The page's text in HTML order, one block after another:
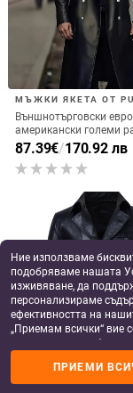
МЪЖКИ ЯКЕТА ОТ
Външнотърговски
американски големи
дълги кожени
двойно закопчаване,
средновековни
връхни дрехи за мъже,
87.39€/170.92 лв
МЪЖКИ ЯКЕТА ОТ
Ние използваме
подобряваме нашата
изживяване, да
персонализираме
ефективността на
„Приемам всички“ вие
да съхраняваме
за рекламни и
своите
За повече
ПРИЕМИ